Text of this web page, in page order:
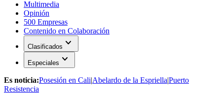
Multimedia
Opinión
500 Empresas
Contenido en Colaboración
Clasificados expand_more
Especiales expand_more
Es noticia:Posesión en Cali|Abelardo de la Espriella|Puerto
Resistencia